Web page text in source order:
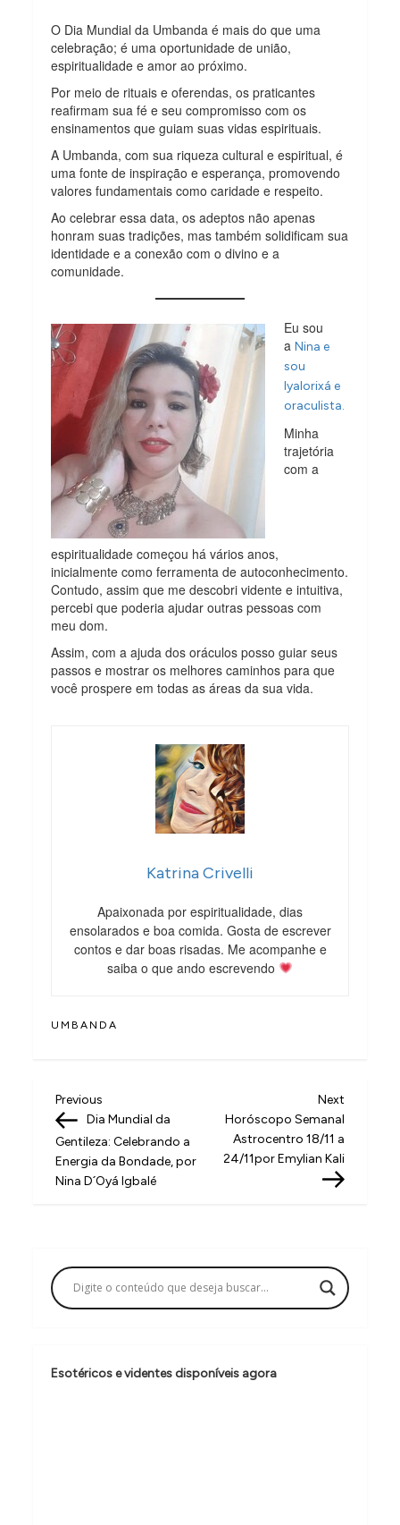
O Dia Mundial da Umbanda é mais do que uma
celebração; é uma oportunidade de união,
espiritualidade e amor ao próximo.
Por meio de rituais e oferendas, os praticantes
reafirmam sua fé e seu compromisso com os
ensinamentos que guiam suas vidas espirituais.
A Umbanda, com sua riqueza cultural e espiritual, é
uma fonte de inspiração e esperança, promovendo
valores fundamentais como caridade e respeito.
Ao celebrar essa data, os adeptos não apenas
honram suas tradições, mas também solidificam sua
identidade e a conexão com o divino e a
comunidade.
Eu sou
aNina e
sou
Iyalorixá e
oraculista.
Minha
trajetória
com a
espiritualidade começou há vários anos,
inicialmente como ferramenta de autoconhecimento.
Contudo, assim que me descobri vidente e intuitiva,
percebi que poderia ajudar outras pessoas com
meu dom.
Assim, com a ajuda dos oráculos posso guiar seus
passos e mostrar os melhores caminhos para que
você prospere em todas as áreas da sua vida.
Katrina Crivelli
Apaixonada por espiritualidade, dias
ensolarados e boa comida. Gosta de escrever
contos e dar boas risadas. Me acompanhe e
saiba o que ando escrevendo
UMBANDA
N
a
v
e
ç
ã
d
Previous
Post
Previous
Dia Mundial da
Gentileza: Celebrando a
Energia da Bondade, por
Nina D´Oyá Igbalé
Next
Post
Next
Horóscopo Semanal
Astrocentro 18/11 a
24/11por Emylian Kali
Esotéricos e videntes disponíveis agora